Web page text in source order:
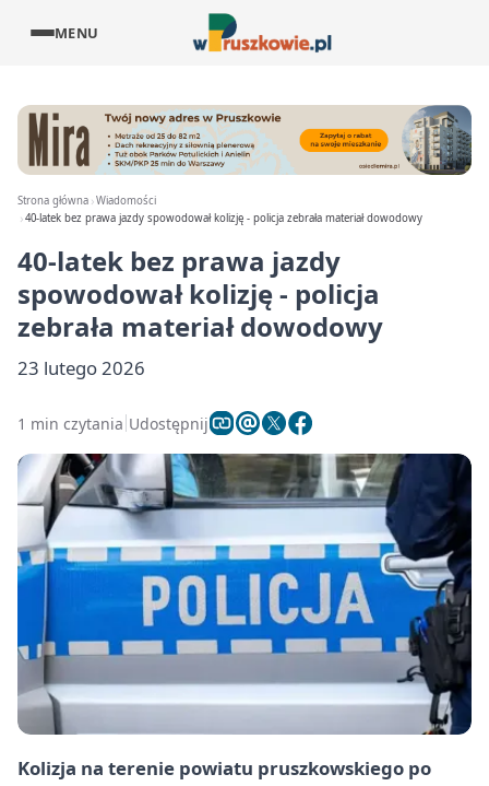
MENU
Strona główna Wiadomości
40-latek bez prawa jazdy spowodował kolizję - policja zebrała materiał dowodowy
40-latek bez prawa jazdy
spowodował kolizję - policja
zebrała materiał dowodowy
23 lutego 2026
1 min czytania Udostępnij
Kolizja na terenie powiatu pruszkowskiego po